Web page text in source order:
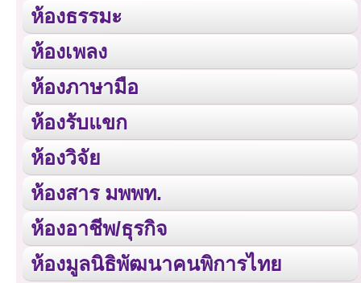
ห้องธรรมะ
ห้องเพลง
ห้องภาษามือ
ห้องรับแขก
ห้องวิจัย
ห้องสาร มพพท.
ห้องอาชีพ/ธุรกิจ
ห้องมูลนิธิพัฒนาคนพิการไทย